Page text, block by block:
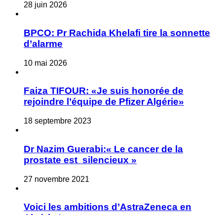
28 juin 2026
BPCO: Pr Rachida Khelafi tire la sonnette
d’alarme
10 mai 2026
Faiza TIFOUR: «Je suis honorée de
rejoindre l’équipe de Pfizer Algérie»
18 septembre 2023
Dr Nazim Guerabi:« Le cancer de la
prostate est silencieux »
27 novembre 2021
Voici les ambitions d’AstraZeneca en